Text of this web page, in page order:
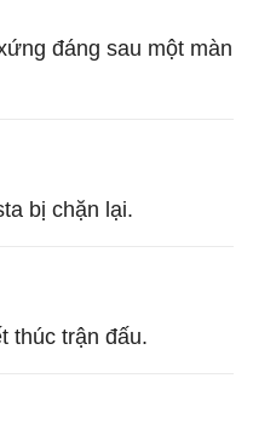
đáng sau một màn
bị chặn lại.
thúc trận đấu.